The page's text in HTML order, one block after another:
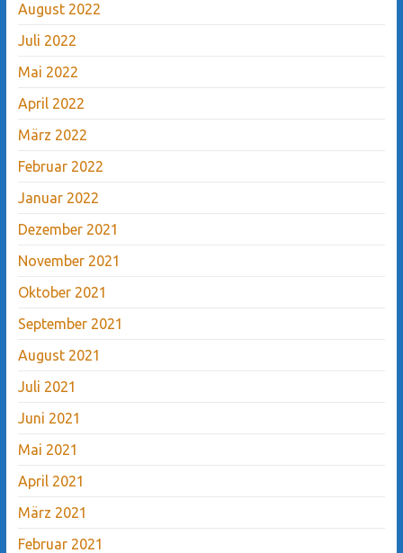
August 2022
Juli 2022
Mai 2022
April 2022
März 2022
Februar 2022
Januar 2022
Dezember 2021
November 2021
Oktober 2021
September 2021
August 2021
Juli 2021
Juni 2021
Mai 2021
April 2021
März 2021
Februar 2021